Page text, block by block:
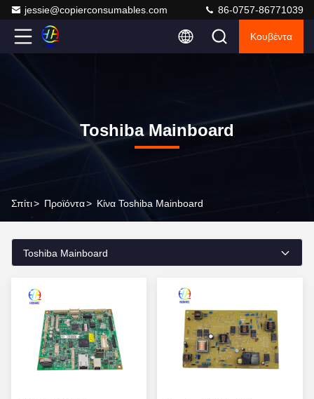
jessie@copierconsumables.com 86-0757-86771039
Κουβέντα
Toshiba Mainboard
Σπίτι> Προϊόντα> Κίνα Toshiba Mainboard
Toshiba Mainboard